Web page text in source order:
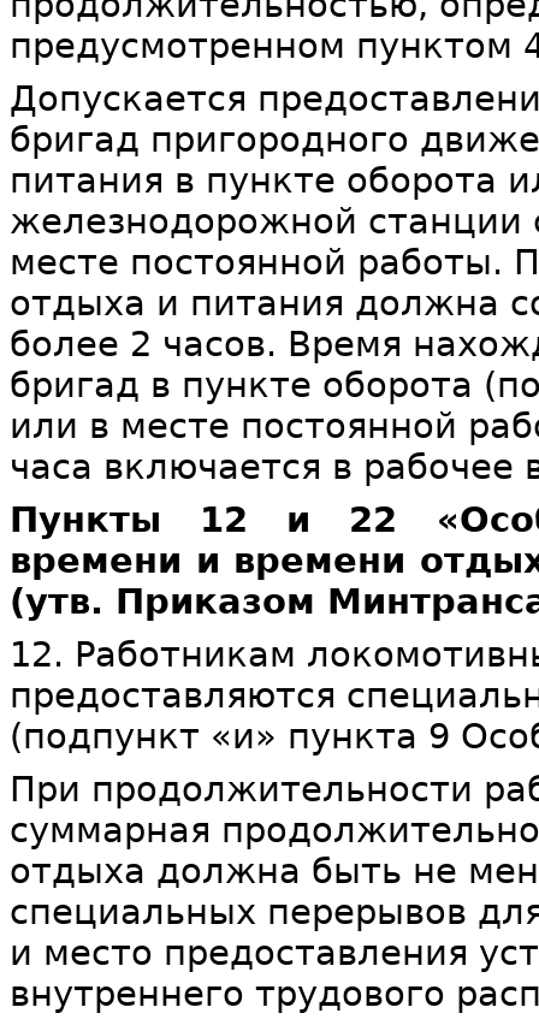
предусмотренном пунктом
Допускается
бригад пригородного
питания в пункте оборота
железнодорожной станции
месте постоянной работы.
отдыха и питания должна
более 2 часов. Время
бригад в пункте оборота
или в месте постоянной
часа включается в рабочее
Пункты 12 и 22
времени и времени
(утв. Приказом
12. Работникам
предоставляются
(подпункт «и» пункта 9
При продолжительности
суммарная
отдыха должна быть не
специальных перерывов
и место предоставления
внутреннего трудового